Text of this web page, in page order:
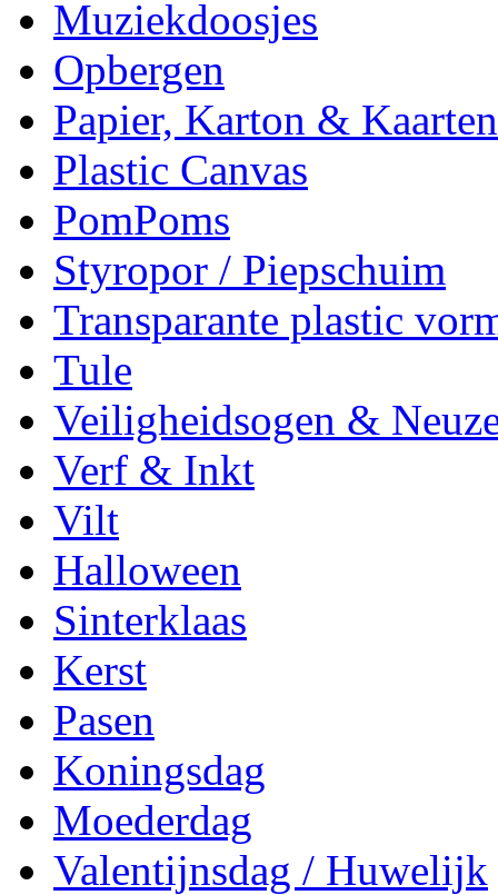
Muziekdoosjes
Opbergen
Papier, Karton & Kaarten
Plastic Canvas
PomPoms
Styropor / Piepschuim
Transparante plastic
Tule
Veiligheidsogen &
Verf & Inkt
Vilt
Halloween
Sinterklaas
Kerst
Pasen
Koningsdag
Moederdag
Valentijnsdag / Huwelijk